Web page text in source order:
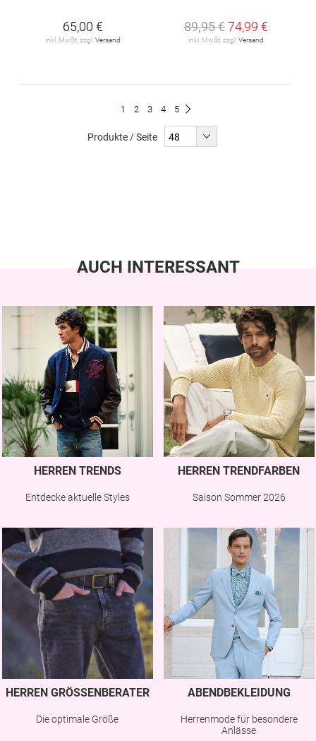
65,00 €
inkl. MwSt. zzgl. Versand
89,95 €74,99 €
inkl. MwSt. zzgl. Versand
Du
1 Seite
2 Seite
3 Seite
4 Seite
5
Produkte / Seite
AUCH INTERESSANT
HERREN TRENDS
Entdecke aktuelle Styles
HERREN TRENDFARBEN
Saison Sommer 2026
HERREN GRÖSSENBERATER
Die optimale Größe
ABENDBEKLEIDUNG
Herrenmode für besondere
Anlässe